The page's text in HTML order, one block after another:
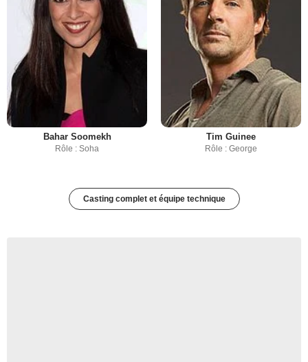
Bahar Soomekh
Rôle : Soha
Tim Guinee
Rôle : George
Casting complet et équipe technique